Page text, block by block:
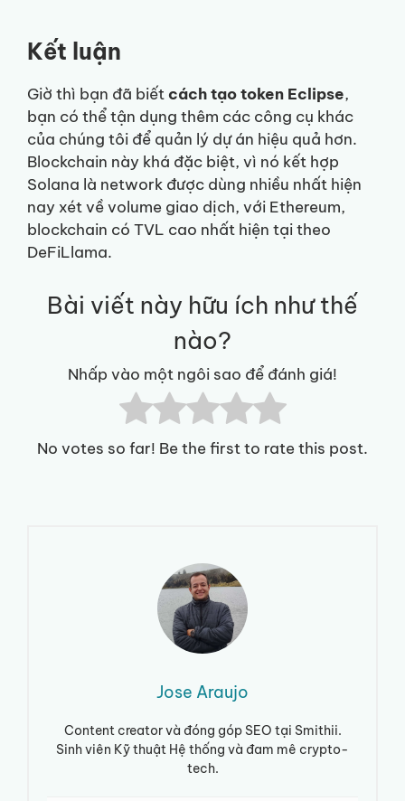
Kết luận
Giờ thì bạn đã biếtcách tạo token Eclipse,
bạn có thể tận dụng thêm các công cụ khác
của chúng tôi để quản lý dự án hiệu quả hơn.
Blockchain này khá đặc biệt, vì nó kết hợp
Solana là network được dùng nhiều nhất hiện
nay xét về volume giao dịch, với Ethereum,
blockchain có TVL cao nhất hiện tại theo
DeFiLlama.
Bài viết này hữu ích như thế
nào?
Nhấp vào một ngôi sao để đánh giá!
No votes so far! Be the first to rate this post.
Jose Araujo
Content creator và đóng góp SEO tại Smithii.
Sinh viên Kỹ thuật Hệ thống và đam mê crypto-
tech.